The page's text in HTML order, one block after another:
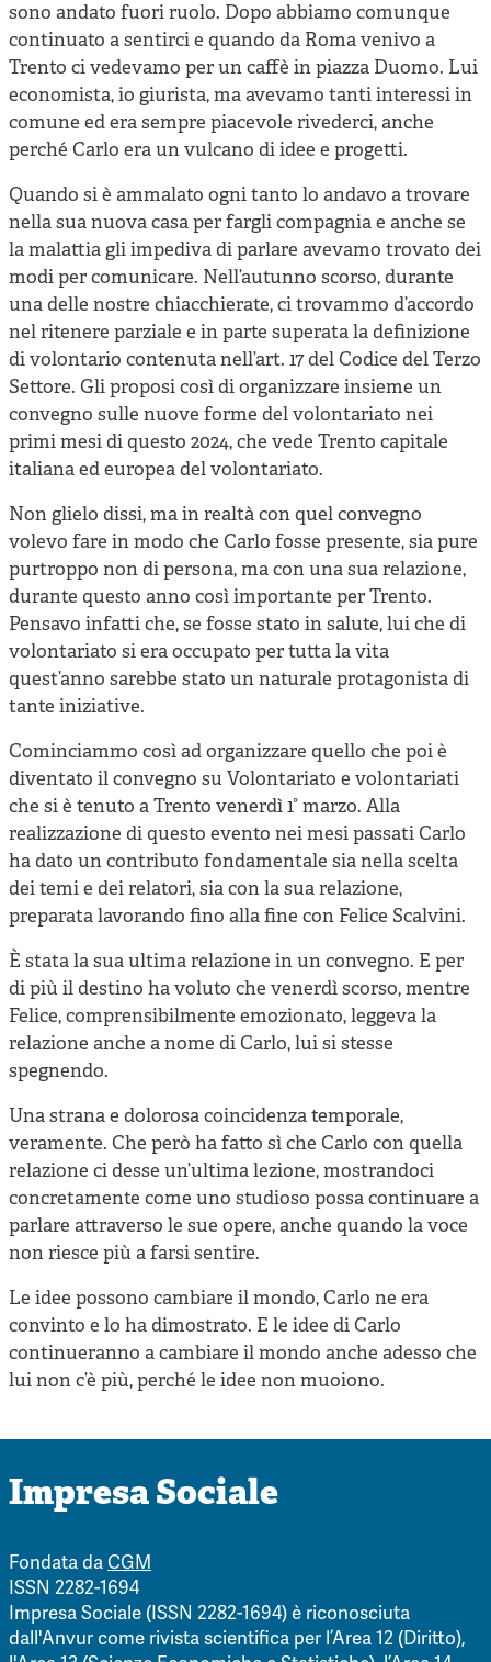
sono andato fuori ruolo. Dopo abbiamo comunque
continuato a sentirci e quando da Roma venivo a
Trento ci vedevamo per un caffè in piazza Duomo. Lui
economista, io giurista, ma avevamo tanti interessi in
comune ed era sempre piacevole rivederci, anche
perché Carlo era un vulcano di idee e progetti.
Quando si è ammalato ogni tanto lo andavo a trovare
nella sua nuova casa per fargli compagnia e anche se
la malattia gli impediva di parlare avevamo trovato dei
modi per comunicare. Nell’autunno scorso, durante
una delle nostre chiacchierate, ci trovammo d’accordo
nel ritenere parziale e in parte superata la definizione
di volontario contenuta nell’art. 17 del Codice del Terzo
Settore. Gli proposi così di organizzare insieme un
convegno sulle nuove forme del volontariato nei
primi mesi di questo 2024, che vede Trento capitale
italiana ed europea del volontariato.
Non glielo dissi, ma in realtà con quel convegno
volevo fare in modo che Carlo fosse presente, sia pure
purtroppo non di persona, ma con una sua relazione,
durante questo anno così importante per Trento.
Pensavo infatti che, se fosse stato in salute, lui che di
volontariato si era occupato per tutta la vita
quest’anno sarebbe stato un naturale protagonista di
tante iniziative.
Cominciammo così ad organizzare quello che poi è
diventato il convegno su Volontariato e volontariati
che si è tenuto a Trento venerdì 1° marzo. Alla
realizzazione di questo evento nei mesi passati Carlo
ha dato un contributo fondamentale sia nella scelta
dei temi e dei relatori, sia con la sua relazione,
preparata lavorando fino alla fine con Felice Scalvini.
È stata la sua ultima relazione in un convegno. E per
di più il destino ha voluto che venerdì scorso, mentre
Felice, comprensibilmente emozionato, leggeva la
relazione anche a nome di Carlo, lui si stesse
spegnendo.
Una strana e dolorosa coincidenza temporale,
veramente. Che però ha fatto sì che Carlo con quella
relazione ci desse un’ultima lezione, mostrandoci
concretamente come uno studioso possa continuare a
parlare attraverso le sue opere, anche quando la voce
non riesce più a farsi sentire.
Le idee possono cambiare il mondo, Carlo ne era
convinto e lo ha dimostrato. E le idee di Carlo
continueranno a cambiare il mondo anche adesso che
lui non c’è più, perché le idee non muoiono.
Impresa Sociale
Fondata daCGM
ISSN 2282-1694
Impresa Sociale (ISSN 2282-1694) è riconosciuta
dall'Anvur come rivista scientifica per l’Area 12 (Diritto),